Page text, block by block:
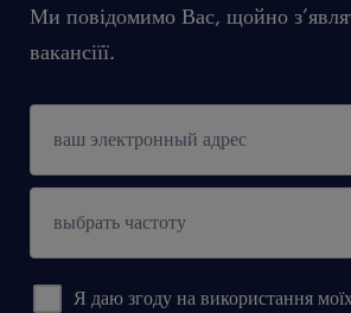
Ми повідомимо Вас, щойно
вакансіїї.
Я даю згоду на використання